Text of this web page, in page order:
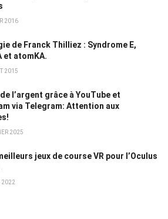
2016
de Franck Thilliez : Syndrome E,
et atomKA.
2015
l’argent grâce à YouTube et
via Telegram: Attention aux
2025
jeux de course VR pour l’Oculus
2022